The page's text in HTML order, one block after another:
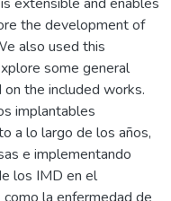
the development of
also used this
some general
the included works.
implantables
a lo largo de los años,
e implementando
los IMD en el